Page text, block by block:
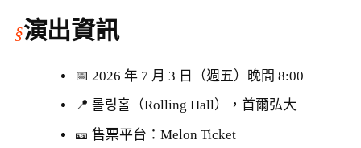
演出資訊
📅 2026 年 7 月 3 日（週五）晚間 8:00
📍 롤링홀（Rolling Hall），首爾弘大
🎫 售票平台：Melon Ticket